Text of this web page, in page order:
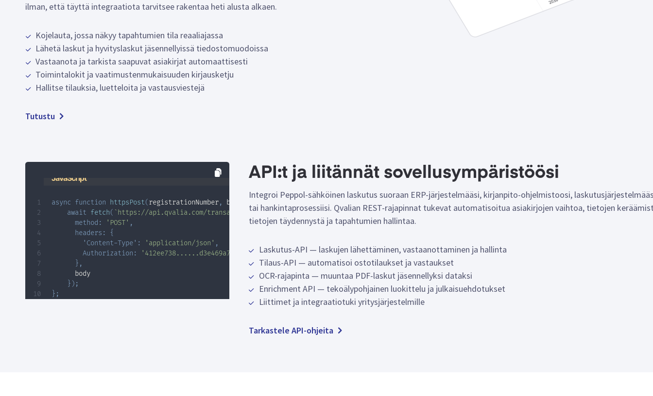
ilman, että täyttä integraatiota tarvitsee rakentaa heti alusta alkaen.
Kojelauta, jossa näkyy tapahtumien tila reaaliajassa
Lähetä laskut ja hyvityslaskut jäsennellyissä tiedostomuodoissa
Vastaanota ja tarkista saapuvat asiakirjat automaattisesti
Toimintalokit ja vaatimustenmukaisuuden kirjausketju
Hallitse tilauksia, luetteloita ja vastausviestejä
Tutustu
JavaScript
async function httpsPost( registrationNumber, body
await fetch( ` https://api.qvalia.com/transaction/${registrationNumber }/invoices/outgoing`, {
method : 'POST' ,
headers :
{
'Content-Type' : 'application/json' ,
Authorization :
'412ee738......d3e469a7'
} ,
      body
} ) ;
} ;
API:t ja liitännät sovellusympäristöösi
Integroi Peppol-sähköinen laskutus suoraan ERP-järjestelmääsi, kirjanpito-ohjelmistoosi,
tai hankintaprosessiisi. Qvalian REST-rajapinnat tukevat automatisoitua asiakirjojen vaihtoa, tietojen
tietojen täydennystä ja tapahtumien hallintaa.
Laskutus-API — laskujen lähettäminen, vastaanottaminen ja hallinta
Tilaus-API — automatisoi ostotilaukset ja vastaukset
OCR-rajapinta — muuntaa PDF-laskut jäsennellyksi dataksi
Enrichment API — tekoälypohjainen luokittelu ja julkaisuehdotukset
Liittimet ja integraatiotuki yritysjärjestelmille
Tarkastele API-ohjeita